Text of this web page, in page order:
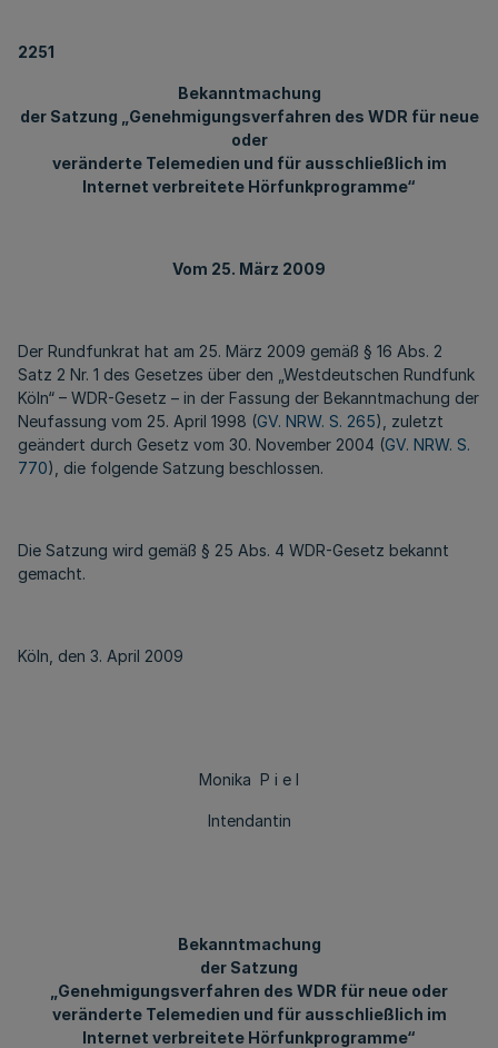
2251
Bekanntmachung
der Satzung „Genehmigungsverfahren des WDR für neue
oder
veränderte Telemedien und für ausschließlich im
Internet verbreitete Hörfunkprogramme“
Vom 25. März 2009
Der Rundfunkrat hat am 25. März 2009 gemäß § 16 Abs. 2
Satz 2 Nr. 1 des Gesetzes über den „Westdeutschen Rundfunk
Köln“ – WDR-Gesetz – in der Fassung der Bekanntmachung der
Neufassung vom 25. April 1998 (GV. NRW. S. 265), zuletzt
geändert durch Gesetz vom 30. November 2004 (GV. NRW. S.
770), die folgende Satzung beschlossen.
Die Satzung wird gemäß § 25 Abs. 4 WDR-Gesetz bekannt
gemacht.
Köln, den 3. April 2009
Monika P i e l
Intendantin
Bekanntmachung
der Satzung
„Genehmigungsverfahren des WDR für neue oder
veränderte Telemedien und für ausschließlich im
Internet verbreitete Hörfunkprogramme“